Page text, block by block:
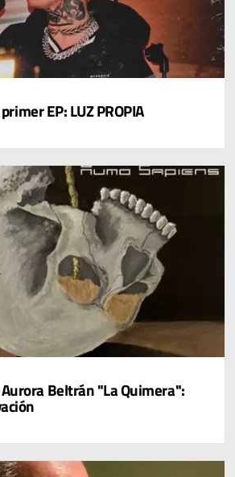
EP: LUZ PROPIA
Beltrán "La Quimera":